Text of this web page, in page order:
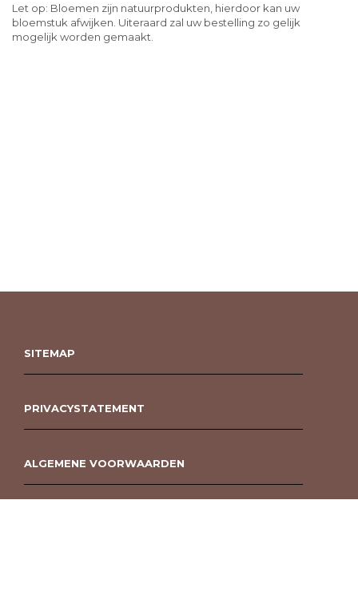
Let op: Bloemen zijn natuurprodukten, hierdoor kan uw
bloemstuk afwijken. Uiteraard zal uw bestelling zo gelijk
mogelijk worden gemaakt.
SITEMAP
PRIVACYSTATEMENT
ALGEMENE VOORWAARDEN